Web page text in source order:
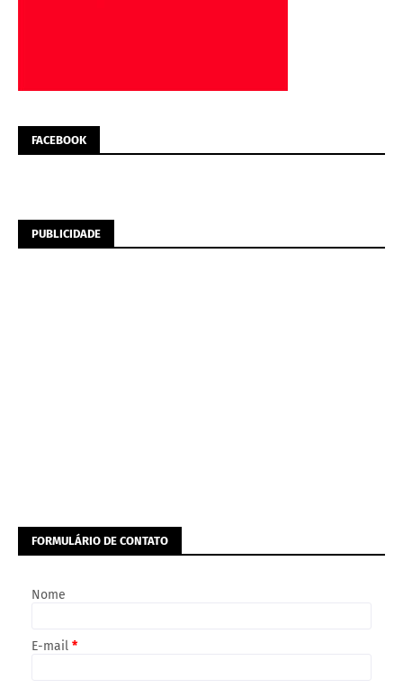
FACEBOOK
PUBLICIDADE
FORMULÁRIO DE CONTATO
Nome
E-mail *